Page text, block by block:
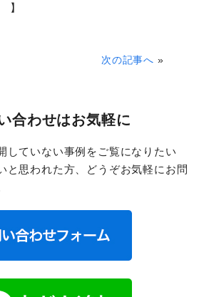
】
次の記事へ »
合わせはお気軽に
していない事例をご覧になりたい
と思われた方、どうぞお気軽にお問